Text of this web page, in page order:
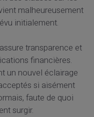
malheureusement
initialement.
transparence et
financières.
un nouvel éclairage
si aisément
faute de quoi
surgir.